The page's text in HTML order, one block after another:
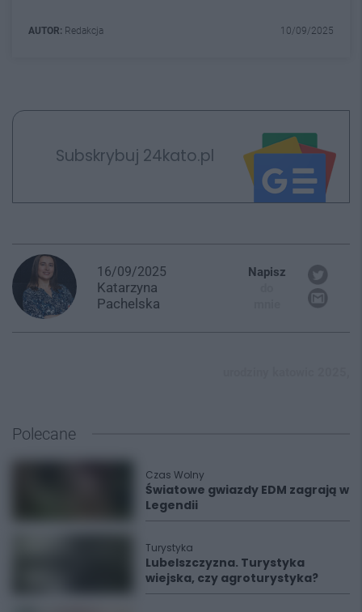
AUTOR: Redakcja 10/09/2025
Subskrybuj 24kato.pl
16/09/2025
Katarzyna
Pachelska
Napisz
Polecane
Czas Wolny
Światowe gwiazdy EDM zagrają w
Legendii
Turystyka
Lubelszczyzna. Turystyka
wiejska, czy agroturystyka?